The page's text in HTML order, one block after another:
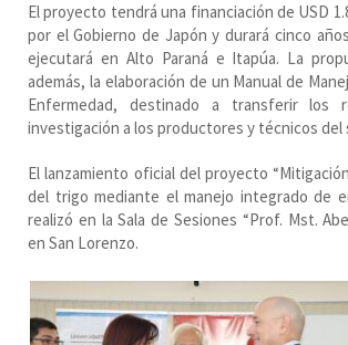
El proyecto tendrá una financiación de USD
por el Gobierno de Japón y durará cinco
ejecutará en Alto Paraná e Itapúa. La
además, la elaboración de un Manual de
Enfermedad, destinado a transferir los
investigación a los productores y técnicos del
El lanzamiento oficial del proyecto
del trigo mediante el manejo integrado de
realizó en la Sala de Sesiones “Prof. Mst.
en San Lorenzo.